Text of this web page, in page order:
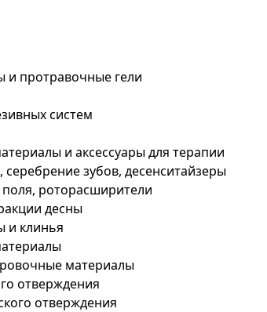
и протравочные гели
систем
и аксессуары для терапии
серебрение зубов, десенситайзеры
роторасширители
десны
и клинья
материалы
отверждения
отверждения